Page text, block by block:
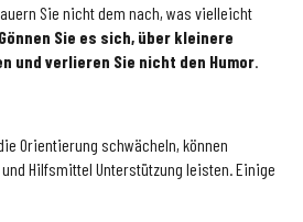
Sie nicht dem nach, was vielleicht
Gönnen Sie es sich, über kleinere
und verlieren Sie nicht den Humor
Orientierung schwächeln, können
Hilfsmittel Unterstützung leisten. Einige